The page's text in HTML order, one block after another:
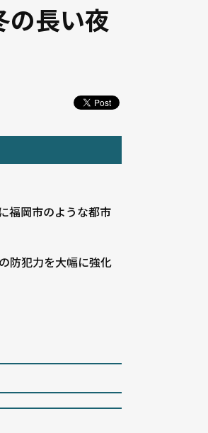
の長い夜
福岡市のような都市
防犯力を大幅に強化